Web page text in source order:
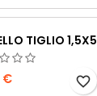
TIGLIO 1,5X5
€ favorite_border